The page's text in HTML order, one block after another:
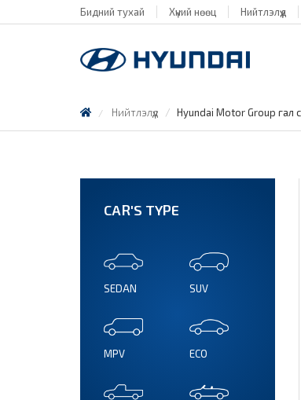
Бидний тухай Хүний нөөц Нийтлэлүүд
Нийтлэлүүд Hyundai Motor Group гал
CAR'S TYPE
SEDAN SUV
MPV ECO